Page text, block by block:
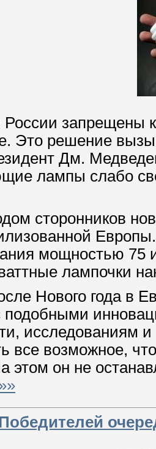
России
Это решение
Дм.
лампы слабо
сторонников
мощностью 75 и
лампочки
Нового года в
подобными
исследованиям и
все возможное,
этом он не